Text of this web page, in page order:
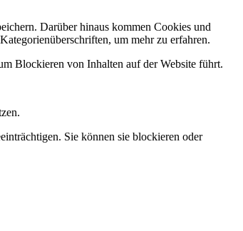
Darüber hinaus kommen Cookies und
um mehr zu erfahren.
Blockieren von Inhalten auf der Website führt.
Sie können sie blockieren oder